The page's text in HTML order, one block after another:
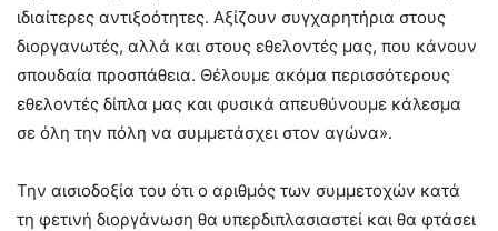
ιδιαίτερες αντιξοότητες. Αξίζουν συγχαρητήρια στους
διοργανωτές, αλλά και στους εθελοντές μας, που κάνουν
σπουδαία προσπάθεια. Θέλουμε ακόμα περισσότερους
εθελοντές δίπλα μας και φυσικά απευθύνουμε κάλεσμα
σε όλη την πόλη να συμμετάσχει στον αγώνα».
Την αισιοδοξία του ότι ο αριθμός των συμμετοχών κατά
τη φετινή διοργάνωση θα υπερδιπλασιαστεί και θα φτάσει